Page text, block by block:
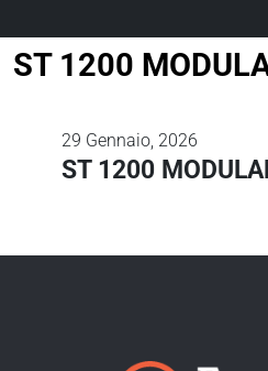
ST 1200
29 Gennaio, 2026
ST 1200